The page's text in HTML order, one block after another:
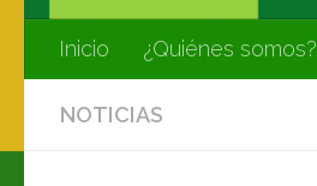
Inicio ¿Quiénes somos?
NOTICIAS